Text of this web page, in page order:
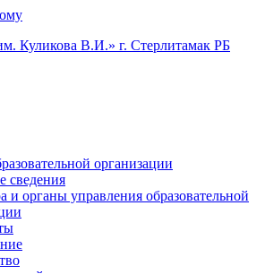
В.И.» г. Стерлитамак РБ
организации
сведения
и органы управления образовательной